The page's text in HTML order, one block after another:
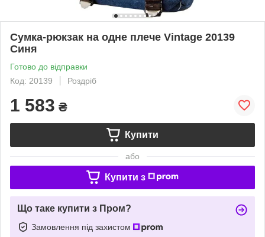
Сумка-рюкзак на одне плече Vintage 20139
Синя
Готово до відправки
Код: 20139
Роздріб
1 583 ₴
Купити
або
Купити з
Що таке купити з Пром?
Замовлення під захистом